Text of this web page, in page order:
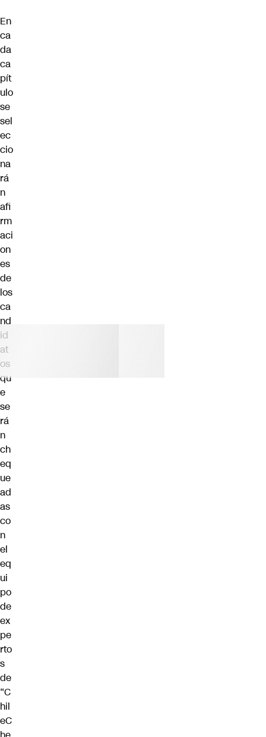
En
ca
da
ca
pít
ulo
se
sel
ec
cio
na
rá
n
afi
rm
aci
on
es
de
los
ca
nd
id
at
os
qu
e
se
rá
n
ch
eq
ue
ad
as
co
n
el
eq
ui
po
de
ex
pe
rto
s
de
“C
hil
eC